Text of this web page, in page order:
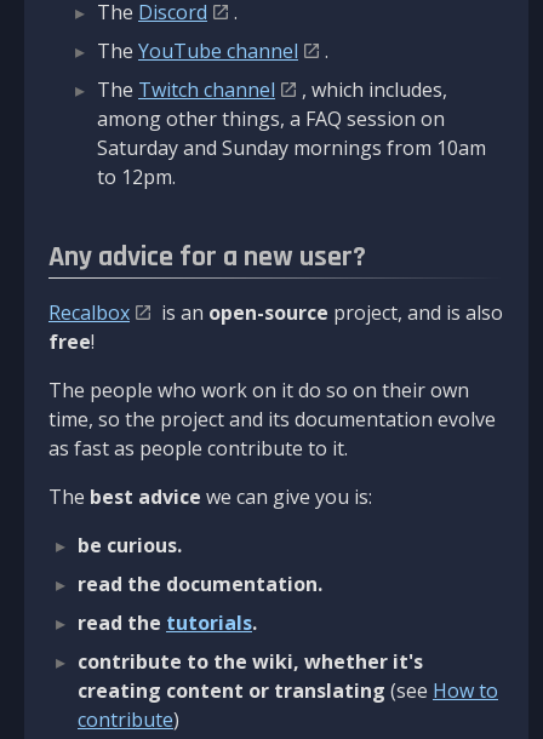
The Discord
.
The YouTube channel
.
The Twitch channel
, which includes,
among other things, a FAQ session on
Saturday and Sunday mornings from 10am
to 12pm.
Any advice for a new user?
Recalbox is an open-source project, and is also
free!
The people who work on it do so on their own
time, so the project and its documentation evolve
as fast as people contribute to it.
The best advice we can give you is:
be curious.
read the documentation.
read the tutorials.
contribute to the wiki, whether it's
creating content or translating (see How to
contribute)